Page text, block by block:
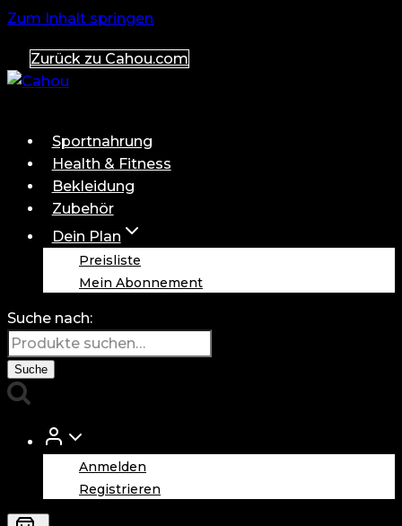
Zum Inhalt springen
Zurück zu Cahou.com
Sportnahrung
Health & Fitness
Bekleidung
Zubehör
Dein Plan
Preisliste
Mein Abonnement
Suche nach:
Suche
Anmelden
Registrieren